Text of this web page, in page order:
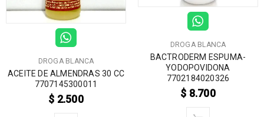
DROGA BLANCA
ACEITE DE ALMENDRAS 30 CC
7707145300011
$ 2.500
DROGA BLANCA
BACTRODERM ESPUMA-
YODOPOVIDONA
7702184020326
$ 8.700